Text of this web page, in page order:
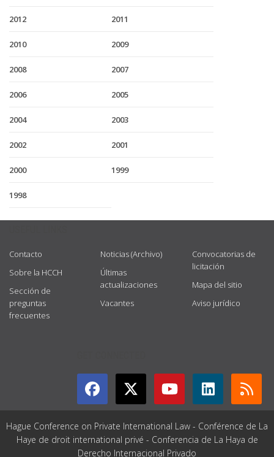
2012 2011
2010 2009
2008 2007
2006 2005
2004 2003
2002 2001
2000 1999
1998
Contacto
Sobre la HCCH
Sección de
preguntas
frecuentes
Noticias (Archivo)
Últimas
actualizaciones
Vacantes
Convocatorias de
licitación
Mapa del sitio
Aviso jurídico
Hague Conference on Private International Law - Conférence de La
Haye de droit international privé - Conferencia de La Haya de
Derecho Internacional Privado